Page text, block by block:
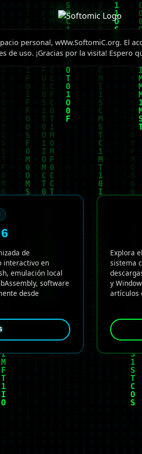
personal, wWw.SoftomiC.org. El
de uso. ¡Gracias por la visita! Espero
de
interactivo en
emulación local
software
desde
Explora
sistema
y
artículos